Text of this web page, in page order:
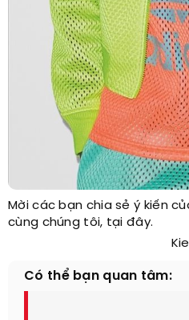
Mời các bạn chia sẻ ý kiến
cùng chúng tôi, tại đây.
Có thể bạn quan tâm: